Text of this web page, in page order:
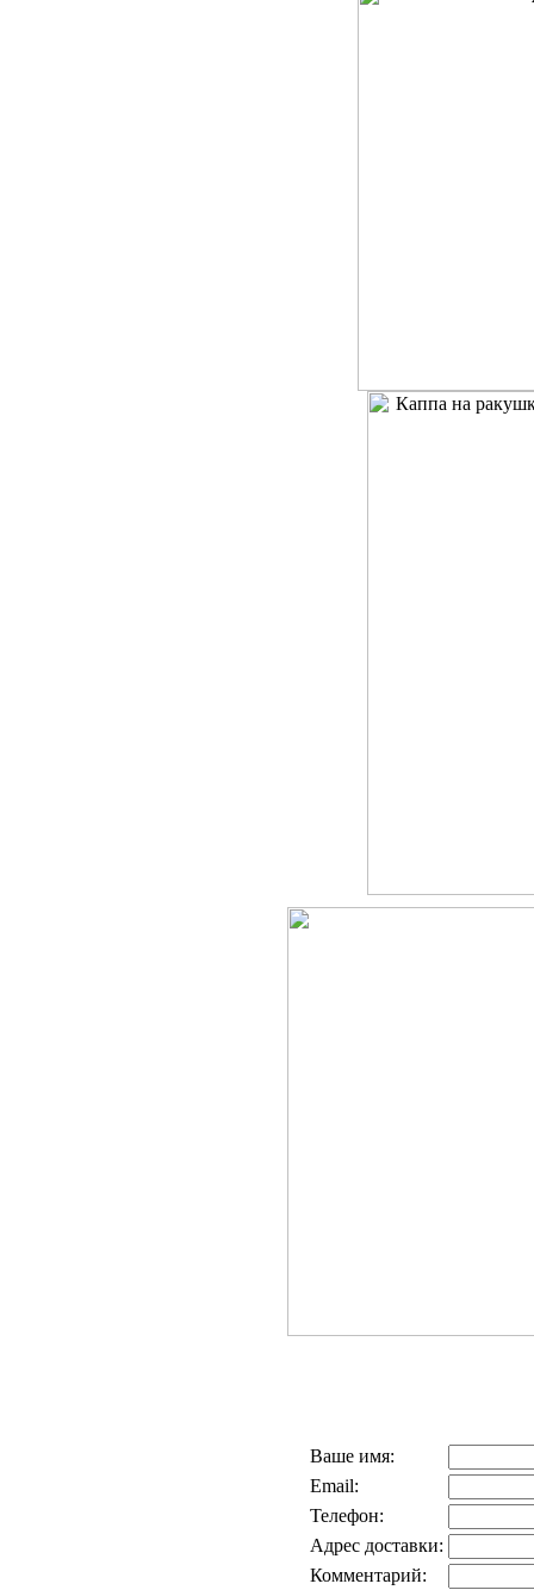
Ваше имя:
Email:
Телефон:
Адрес доставки:
Комментарий: